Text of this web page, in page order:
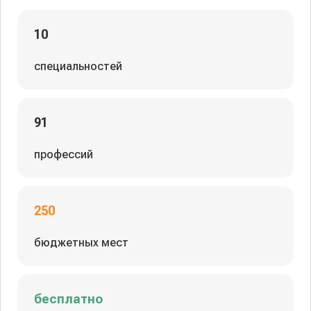
10
специальностей
91
профессий
250
бюджетных мест
бесплатно